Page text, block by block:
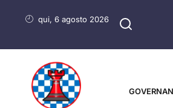
qui, 6 agosto 2026